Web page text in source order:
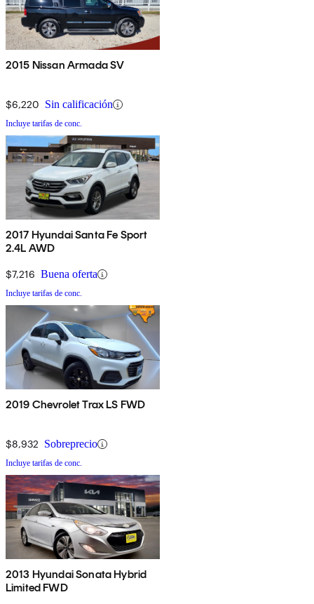
2015 Nissan Armada SV
$6,220 Sin calificación
Incluye tarifas de conc.
2017 Hyundai Santa Fe Sport
2.4L AWD
$7,216 Buena oferta
Incluye tarifas de conc.
2019 Chevrolet Trax LS FWD
$8,932 Sobreprecio
Incluye tarifas de conc.
2013 Hyundai Sonata Hybrid
Limited FWD